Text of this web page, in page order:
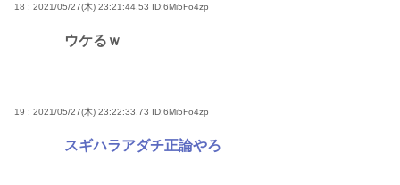
18 : 2021/05/27(木) 23:21:44.53 ID:6Mi5Fo4zp
ウケるｗ
19 : 2021/05/27(木) 23:22:33.73 ID:6Mi5Fo4zp
スギハラアダチ正論やろ